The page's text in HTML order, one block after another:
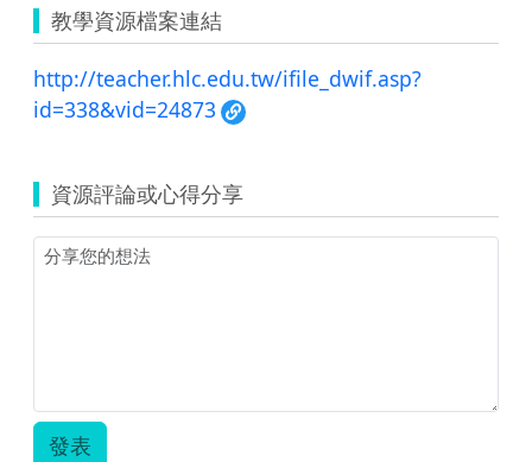
教學資源檔案連結
http://teacher.hlc.edu.tw/ifile_dwif.asp?
id=338&vid=24873
資源評論或心得分享
發表